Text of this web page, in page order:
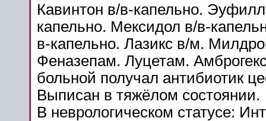
Кавинтон в/в-капельно.
капельно. Мексидол в/в-
в-капельно. Лазикс в/м.
Феназепам. Луцетам.
больной получал антибиотик
Выписан в тяжёлом состоянии.
В неврологическом статусе: